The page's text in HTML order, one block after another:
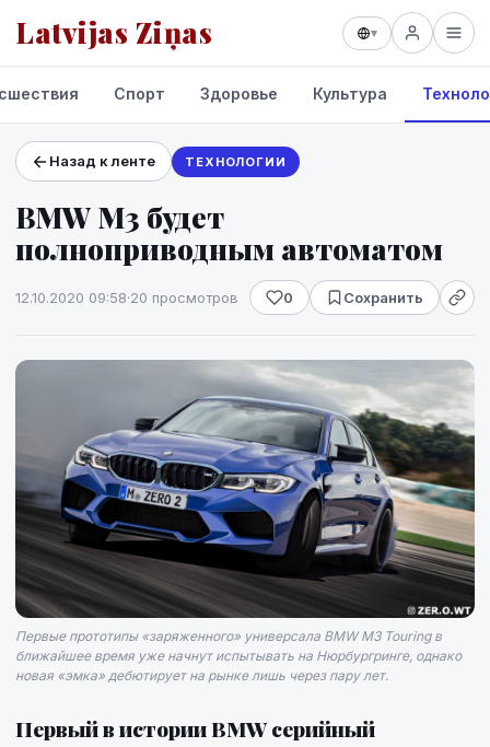
Latvijas Ziņas ▾
Проекты и сервисы
Прогноз погоды
Спорт Здоровье Культура
Назад к ленте ТЕХНОЛОГИИ
BMW M3 будет
полноприводным автоматом
12.10.2020 09:58·20 просмотров 0 Сохранить
Первые прототипы «заряженного» универсала BMW M3 Touring в
ближайшее время уже начнут испытывать на Нюрбургринге, однако
новая «эмка» дебютирует на рынке лишь через пару лет.
Первый в истории BMW серийный